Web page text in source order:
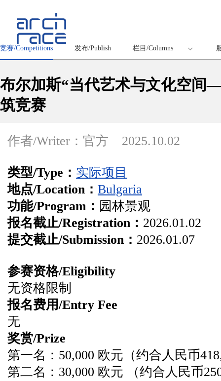
竞赛/Competitions 发布/Publish 栏目/Columns
布尔加斯“当代艺术与文化空间
筑竞赛
作者/Writer：官方 2025.10.02
类型/Type： 实际项目
地点/Location： Bulgaria
功能/Program： 园林景观
报名截止/Registration： 2026.01.02
提交截止/Submission： 2026.01.07
参赛资格/Eligibility
无资格限制
报名费用/Entry Fee
无
奖赏/Prize
第一名：50,000 欧元（约合人民币
第二名：30,000 欧元 （约合人民币